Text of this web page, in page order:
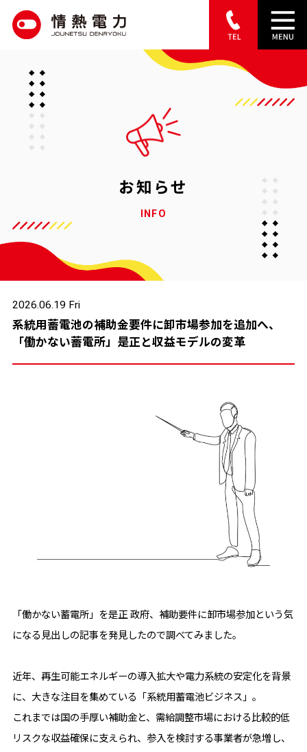
e
お知らせ
INFO
2026.06.19 Fri
系統用蓄電池の補助金要件に卸市場参加を追加へ、
「働かない蓄電所」是正と収益モデルの変革
「働かない蓄電所」を是正 政府、補助要件に卸市場参加という気
になる見出しの記事を発見したので調べてみました。
近年、再生可能エネルギーの導入拡大や電力系統の安定化を背景
に、大きな注目を集めている「系統用蓄電池ビジネス」。
これまでは国の手厚い補助金と、需給調整市場における比較的低
リスクな収益確保に支えられ、参入を検討する事業者が急増し、